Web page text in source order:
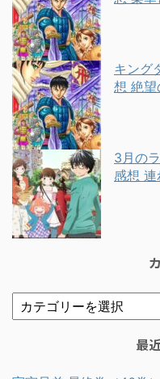
キング
想 絶望
3月の
感想
最